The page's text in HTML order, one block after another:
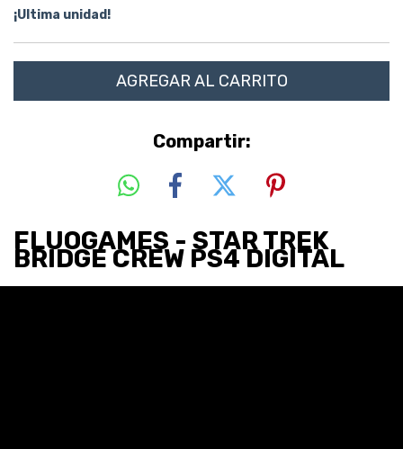
¡Ultima unidad!
Compartir:
FLUOGAMES - STAR TREK
BRIDGE CREW PS4 DIGITAL